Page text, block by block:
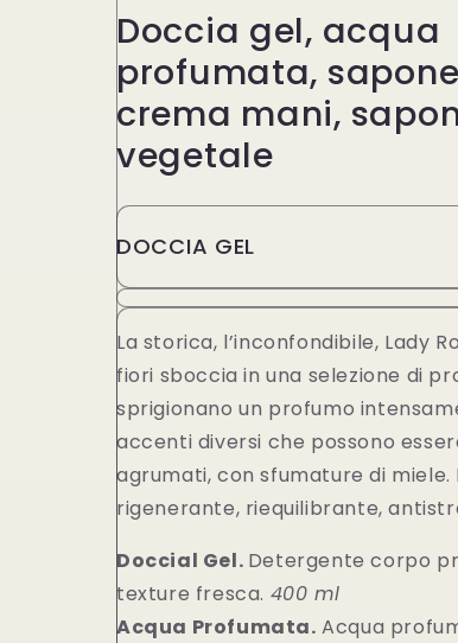
Doccia gel, acqua
profumata,
crema mani,
vegetale
DOCCIA GEL
La storica, l’inconfondibile, Lady
fiori sboccia in una selezione di
sprigionano un profumo
accenti diversi che possono
agrumati, con sfumature di miele.
rigenerante, riequilibrante,
Doccial Gel. Detergente corpo
texture fresca. 400 ml
Acqua Profumata. Acqua